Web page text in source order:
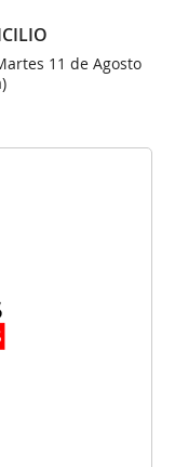
11 de Agosto